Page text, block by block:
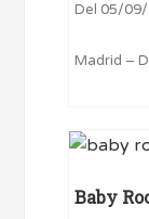
Del 05/
Madrid –
Baby